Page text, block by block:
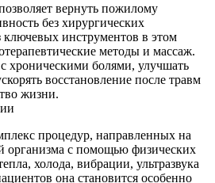
вернуть пожилому
без хирургических
инструментов в этом
методы и массаж.
хроническими болями, улучшать
восстановление после травм
жизни.
процедур, направленных на
организма с помощью физических
холода, вибрации, ультразвука
она становится особенно